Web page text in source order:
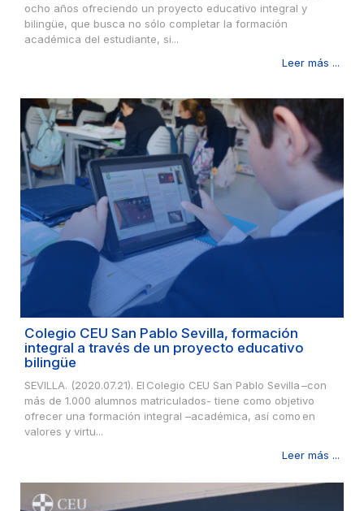
ocho años ofreciendo un proyecto educativo integral y
bilingüe, que busca no sólo completar la formación
académica del estudiante, si...
Leer más ...
Colegio CEU San Pablo Sevilla, formación
integral a través de un proyecto educativo
bilingüe
SEVILLA. (2020.07.21). El Colegio CEU San Pablo Sevilla –con
más de 1.000 alumnos matriculados- tiene como objetivo
ofrecer una formación integral –académica, así como en
valores y virtu...
Leer más ...